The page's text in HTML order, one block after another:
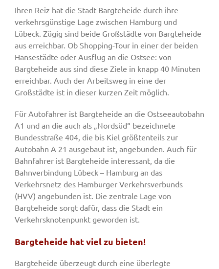
Ihren Reiz hat die Stadt Bargteheide durch ihre
verkehrsgünstige Lage zwischen Hamburg und
Lübeck. Zügig sind beide Großstädte von Bargteheide
aus erreichbar. Ob Shopping-Tour in einer der beiden
Hansestädte oder Ausflug an die Ostsee: von
Bargteheide aus sind diese Ziele in knapp 40 Minuten
erreichbar. Auch der Arbeitsweg in eine der
Großstädte ist in dieser kurzen Zeit möglich.
Für Autofahrer ist Bargteheide an die Ostseeautobahn
A1 und an die auch als „Nordsüd“ bezeichnete
Bundesstraße 404, die bis Kiel größtenteils zur
Autobahn A 21 ausgebaut ist, angebunden. Auch für
Bahnfahrer ist Bargteheide interessant, da die
Bahnverbindung Lübeck – Hamburg an das
Verkehrsnetz des Hamburger Verkehrsverbunds
(HVV) angebunden ist. Die zentrale Lage von
Bargteheide sorgt dafür, dass die Stadt ein
Verkehrsknotenpunkt geworden ist.
Bargteheide hat viel zu bieten!
Bargteheide überzeugt durch eine überlegte